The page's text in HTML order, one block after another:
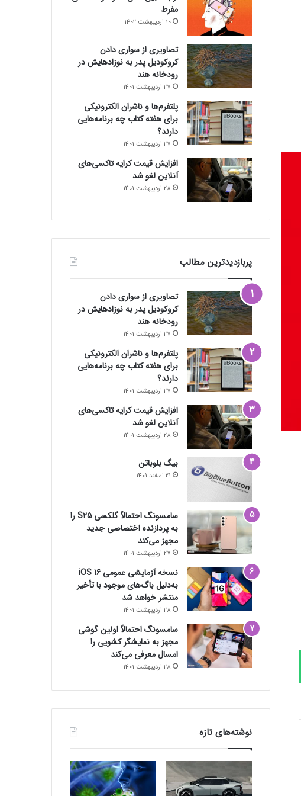
مفرط
10 اردیبهشت 1402
تصاویری از سواری دادن
کروکودیل پدر به نوزادهایش در
رودخانه هند
27 اردیبهشت 1401
پلتفرم‌ها و ناشران الکترونیکی
برای هفته کتاب چه برنامه‌هایی
دارند؟
27 اردیبهشت 1401
افزایش قیمت کرایه تاکسی‌های
آنلاین لغو شد
28 اردیبهشت 1401
پربازدیدترین مطالب
تصاویری از سواری دادن
کروکودیل پدر به نوزادهایش در
رودخانه هند
27 اردیبهشت 1401
پلتفرم‌ها و ناشران الکترونیکی
برای هفته کتاب چه برنامه‌هایی
دارند؟
27 اردیبهشت 1401
افزایش قیمت کرایه تاکسی‌های
آنلاین لغو شد
28 اردیبهشت 1401
بیگ بلوباتن
21 اسفند 1401
سامسونگ احتمالاً گلکسی S25 را
به پردازنده اختصاصی جدید
مجهز می‌کند
27 اردیبهشت 1401
نسخه آزمایشی عمومی iOS 16
به‌دلیل باگ‌های موجود با تأخیر
منتشر خواهد شد
28 اردیبهشت 1401
سامسونگ احتمالاً اولین گوشی
مجهز به نمایشگر کشویی را
امسال معرفی می‌کند
28 اردیبهشت 1401
نوشته‌های تازه